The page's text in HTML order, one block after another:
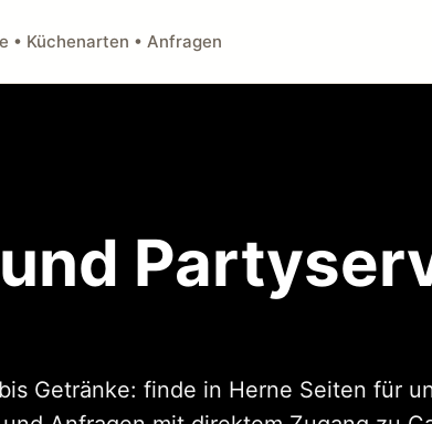
• Küchenarten • Anfragen
Getränke: finde in Herne Seiten für